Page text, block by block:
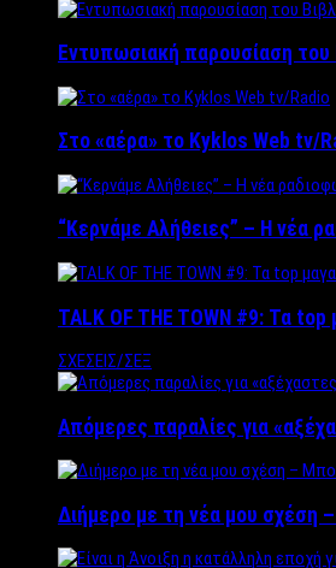
Εντυπωσιακή παρουσίαση του
Στο «αέρα» το Kyklos Web tv/
“Kερνάμε Αλήθειες” – Η νέα
TALK OF THE TOWN #9: Τα top
ΣΧΕΣΕΙΣ/ΣΕΞ
Απόμερες παραλίες για
Διήμερο με τη νέα μου σχέση